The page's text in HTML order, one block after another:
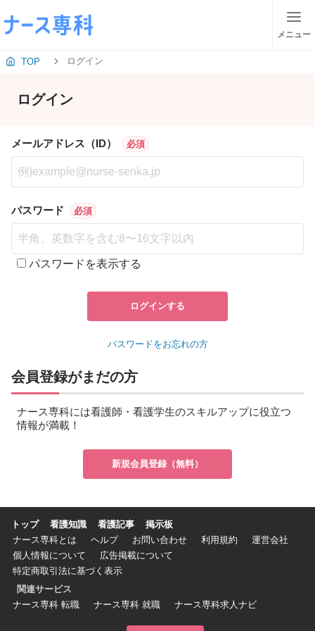
メニュー
TOP ログイン
ログイン
メールアドレス（ID） 必須
パスワード 必須
パスワードを表示する
ログインする
パスワードをお忘れの方
会員登録がまだの方
ナース専科には看護師・看護学生のスキルアップに役立つ
情報が満載！
新規会員登録（無料）
トップ 看護知識 看護記事
掲示板
ナース専科とは
ヘルプ お問い合わせ 利用規約
運営会社
個人情報について
広告掲載について
特定商取引法に基づく表示
関連サービス
ナース専科 転職
ナース専科 就職 ナース専科求人ナビ